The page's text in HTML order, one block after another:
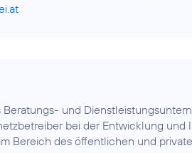
Beratungs- und
bei der Entwicklung und
Bereich des öffentlichen und